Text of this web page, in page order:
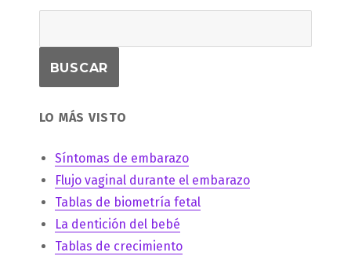
LO MÁS VISTO
Síntomas de embarazo
Flujo vaginal durante el embarazo
Tablas de biometría fetal
La dentición del bebé
Tablas de crecimiento